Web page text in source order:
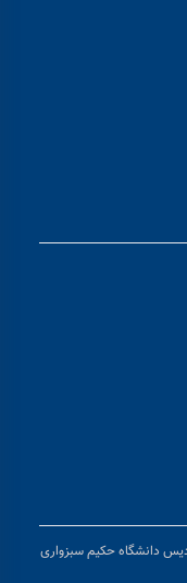
دانشگاه حکیم سبزواری